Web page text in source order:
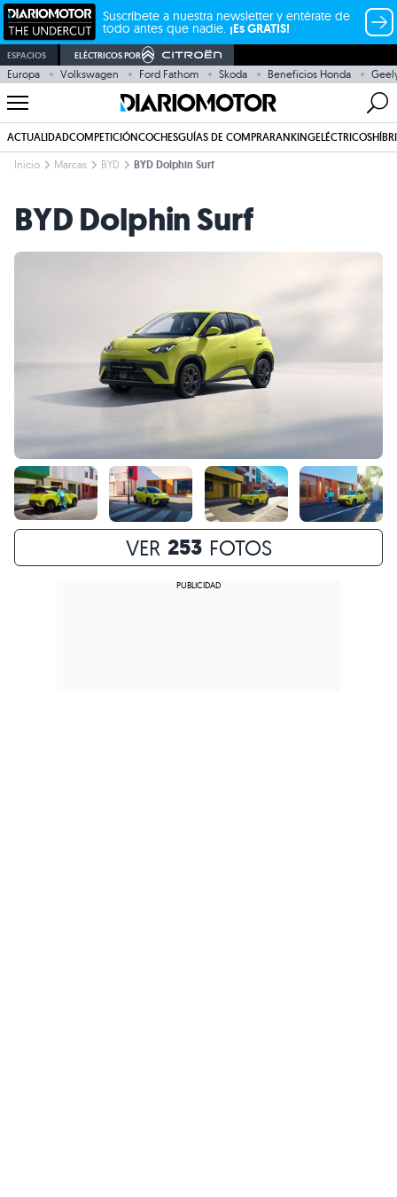
Suscríbete a nuestra newsletter y entérate de
todo antes que nadie. ¡Es GRATIS!
ESPACIOS ELÉCTRICOS POR
Europa Volkswagen Ford Fathom Skoda Beneficios Honda
ACTUALIDADCOMPETICIÓNCOCHESGUÍAS DE COMPRARANKINGELÉCTRICOS
Inicio Marcas BYD BYD Dolphin Surf
BYD Dolphin Surf
VER 253 FOTOS